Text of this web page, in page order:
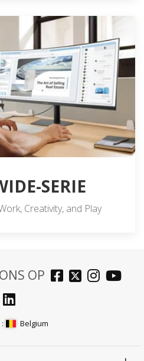
SERIE
Creativity, and Play
OP
Belgium